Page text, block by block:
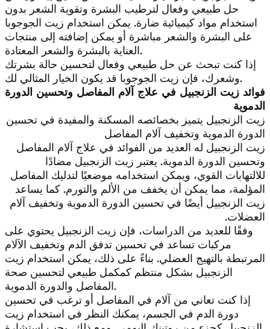
حل طبيعي وفعال لترطيب البشرة وتقوية الشعر بدون
استخدام مواد كيميائية ضارة. يمكن استخدام زيت الجوجوبا
على البشرة والشعر مباشرة أو يمكن إضافته إلى منتجات
العناية بالبشرة والشعر المعتادة.
إذا كنت تبحث عن حل طبيعي وفعال لتحسين حالة بشرتك
وشعرك، فإن زيت الجوجوبا قد يكون الخيار المثالي لك.
فوائد زيت الزنجبيل في علاج آلام المفاصل وتحسين الدورة
الدموية
زيت الزنجبيل يتميز بخصائصه المسكنة والمفيدة في تحسين
الدورة الدموية وتخفيف آلام المفاصل
زيت الزنجبيل له العديد من الفوائد في علاج آلام المفاصل
وتحسين الدورة الدموية. يعتبر زيت الزنجبيل مضادًا
للالتهابات القوي، ويمكن استخدامه موضعيًا لتدليك المفاصل
المؤلمة، مما يمكن أن يخفف من الألم والتورم. كما يساعد
زيت الزنجبيل أيضًا في تحسين الدورة الدموية وتخفيف آلام
العضلات.
وفقًا للعديد من الدراسات، فإن زيت الزنجبيل يحتوي على
مركبات تساعد في تحسين تدفق الدم وتخفيف الآلام
المرتبطة بالتهيج العضلي. بناءً على ذلك، يمكن استخدام زيت
الزنجبيل بشكل منتظم كمكمل طبيعي لتحسين صحة
المفاصل والدورة الدموية.
إذا كنت تعاني من آلام في المفاصل أو ترغب في تحسين
دورة الدم في الجسم، يمكنك النظر في استخدام زيت